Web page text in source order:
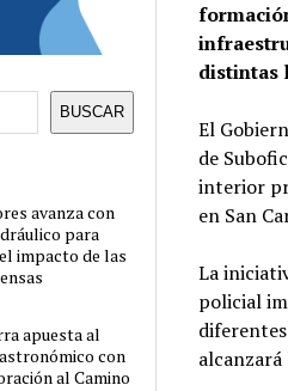
BUSCAR
avanza con
para
impacto de las
apuesta al
con
al Camino
distintas
El
de
interior
en San
La
policial